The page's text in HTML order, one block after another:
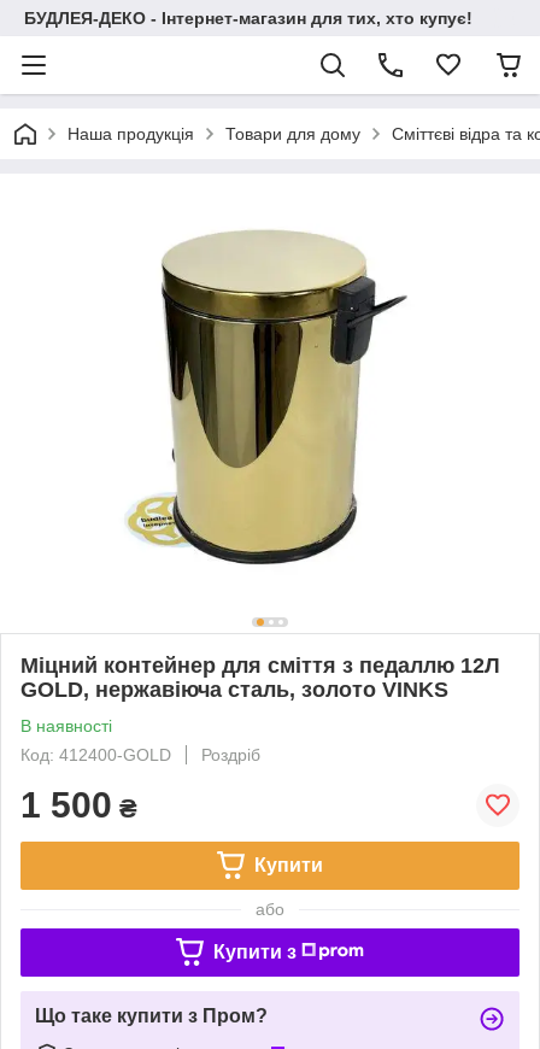
БУДЛЕЯ-ДЕКО - Інтернет-магазин для тих, хто купує!
Наша продукція Товари для дому Сміттєві відра та
Міцний контейнер для сміття з педаллю 12Л
GOLD, нержавіюча сталь, золото VINKS
В наявності
Код: 412400-GOLD
Роздріб
1 500 ₴
Купити
або
Купити з
Що таке купити з Пром?